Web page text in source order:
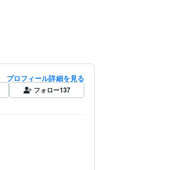
プロフィール詳細を見る
フォロー137